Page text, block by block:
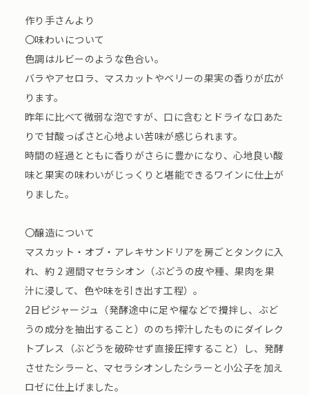
作り手さんより
〇味わいについて
色調はルビーのような色合い。
バラやアセロラ、マスカットやベリーの果実の香りが広が
ります。
昨年に比べて微弱な泡ですが、口に含むとドライな口あた
りで甘酸っぱさと心地よい苦味が感じられます。
時間の経過とともに香りがさらに豊かになり、心地良い酸
味と果実の味わいがじっくりと堪能できるワインに仕上が
りました。
〇醸造について
マスカット・オブ・アレキサンドリアを房ごとタンクに入
れ、約 2 週間マセラシオン（ぶどうの皮や種、果肉を果
汁に浸して、色や味を引き出す工程）。
2日ピジャージュ（発酵途中に足や櫂などで攪拌し、ぶど
うの成分を抽出すること）ののち搾汁したものにダイレク
トプレス（ぶどうを破砕せず直接圧搾すること）し、発酵
させたシラーと、マセラシオンしたシラーと小公子を加え
ロゼに仕上げました。